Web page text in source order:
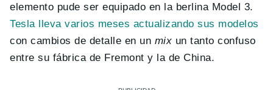
elemento pude ser equipado en la berlina Model 3.
Tesla lleva varios meses actualizando sus modelos
con cambios de detalle en un mix un tanto confuso
entre su fábrica de Fremont y la de China.